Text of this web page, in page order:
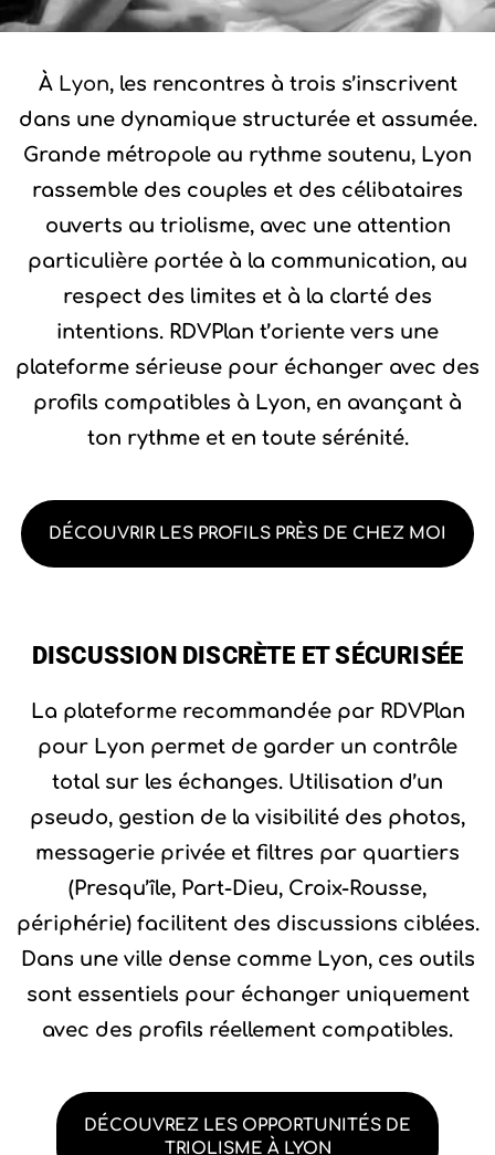
À Lyon, les rencontres à trois s’inscrivent
dans une dynamique structurée et assumée.
Grande métropole au rythme soutenu, Lyon
rassemble des couples et des célibataires
ouverts au triolisme, avec une attention
particulière portée à la communication, au
respect des limites et à la clarté des
intentions. RDVPlan t’oriente vers une
plateforme sérieuse pour échanger avec des
profils compatibles à Lyon, en avançant à
ton rythme et en toute sérénité.
DÉCOUVRIR LES PROFILS PRÈS DE CHEZ MOI
DISCUSSION DISCRÈTE ET SÉCURISÉE
La plateforme recommandée par RDVPlan
pour Lyon permet de garder un contrôle
total sur les échanges. Utilisation d’un
pseudo, gestion de la visibilité des photos,
messagerie privée et filtres par quartiers
(Presqu’île, Part-Dieu, Croix-Rousse,
périphérie) facilitent des discussions ciblées.
Dans une ville dense comme Lyon, ces outils
sont essentiels pour échanger uniquement
avec des profils réellement compatibles.
DÉCOUVREZ LES OPPORTUNITÉS DE
TRIOLISME À LYON